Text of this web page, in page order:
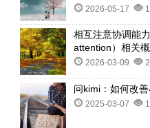
2026-05-17
相互注意协调能
attention）相关概
2026-03-09
问kimi：如何改
2025-03-07